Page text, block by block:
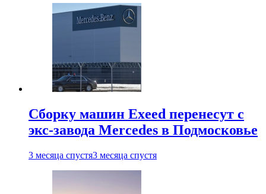
Сборку машин Exeed перенесут с
экс-завода Mercedes в Подмосковье
3 месяца спустя3 месяца спустя